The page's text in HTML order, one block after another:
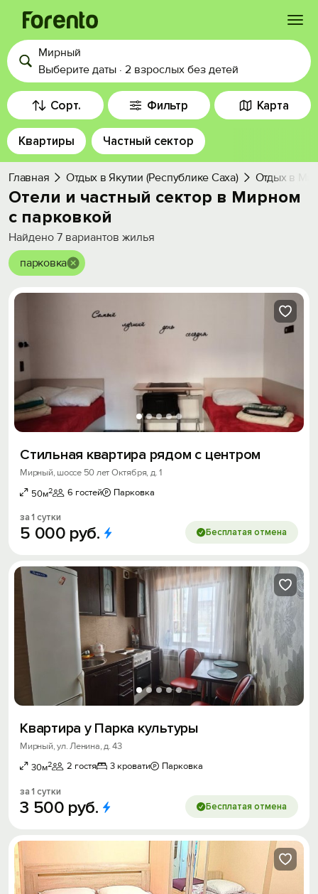
Войти
Избранное
История просмотра
Добавить свой объект
Мирный
Выберите даты · 2 взрослых без детей
Сорт. Фильтр Карта
Квартиры Частный сектор
Главная Отдых в Якутии (Республике Саха) Отдых в
Отели и частный сектор в Мирном
с парковкой
Найдено 7 вариантов жилья
парковка
Стильная квартира рядом с центром
Мирный, шоссе 50 лет Октября, д. 1
50м2 6 гостей Парковка
за 1 сутки
5 000 руб. Бесплатая отмена
Квартира у Парка культуры
Мирный, ул. Ленина, д. 43
30м2 2 гостя 3 кровати Парковка
за 1 сутки
3 500 руб. Бесплатая отмена